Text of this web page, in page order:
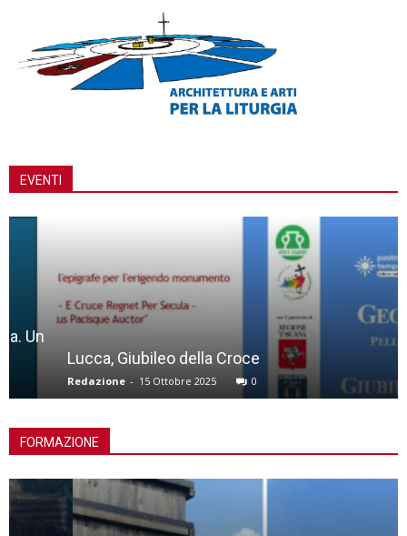
EVENTI
Lucca, Giubileo della Croce
Redazione - 15 Ottobre 2025 0
FORMAZIONE